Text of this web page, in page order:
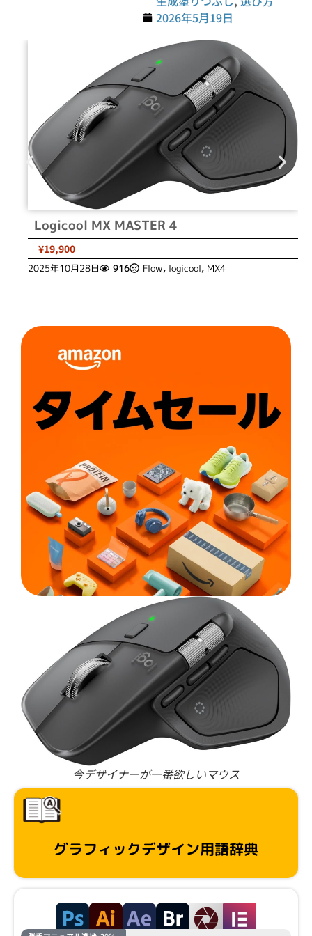
2026年5月19日
Logicool MX MASTER 4
¥19,900
2025年10月28日 916 Flow, logicool, MX4
今デザイナーが一番欲しいマウス
グラフィックデザイン用語辞典